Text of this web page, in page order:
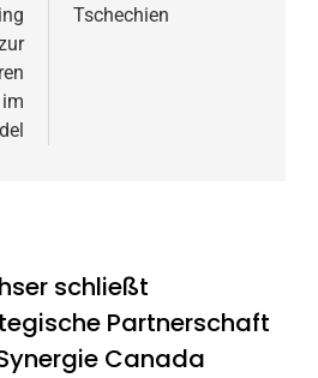
Tschechien
schließt
Partnerschaft
Canada